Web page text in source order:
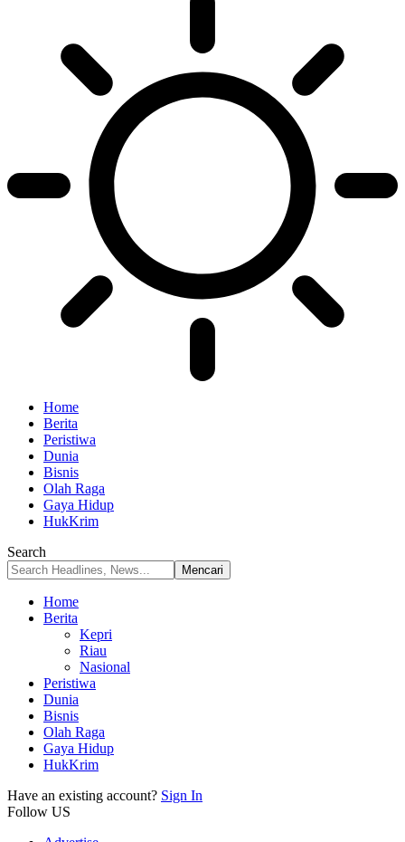
Home
Berita
Peristiwa
Dunia
Bisnis
Olah Raga
Gaya Hidup
HukKrim
Search
Home
Berita
Kepri
Riau
Nasional
Peristiwa
Dunia
Bisnis
Olah Raga
Gaya Hidup
HukKrim
Have an existing account? Sign In
Follow US